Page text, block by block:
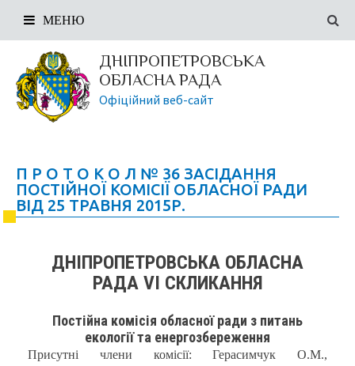
ДНІПРОПЕТРОВСЬКА
ОБЛАСНА РАДА
Офіційний веб-сайт
МЕНЮ
П Р О Т О К О Л № 36 ЗАСІДАННЯ
ПОСТІЙНОЇ КОМІСІЇ ОБЛАСНОЇ РАДИ
ВІД 25 ТРАВНЯ 2015Р.
ДНІПРОПЕТРОВСЬКА ОБЛАСНА
РАДА VI СКЛИКАННЯ
Постійна комісія обласної ради з питань
екології та енергозбереження
Присутні члени комісії: Герасимчук О.М.,